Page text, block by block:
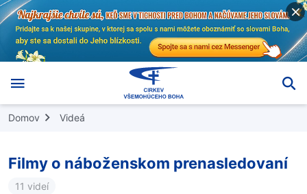
Domov Videá
Filmy o náboženskom prenasledovaní
11 videí